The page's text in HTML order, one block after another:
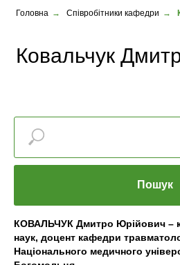
Головна → Співробітники кафедри →
Ковальчук
Пошук
КОВАЛЬЧУК Дмитро Юрійович –
наук, доцент кафедри
Національного медичного